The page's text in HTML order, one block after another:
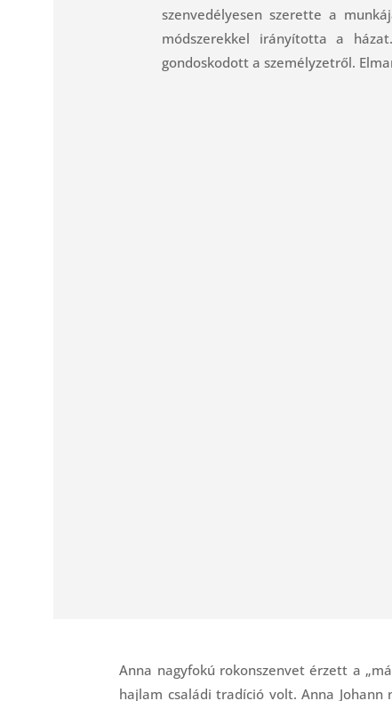
szenvedélyesen szerette a
módszerekkel irányította a
gondoskodott a személyzetről.
Anna nagyfokú rokonszenvet érzett a
hajlam családi tradíció volt. Anna